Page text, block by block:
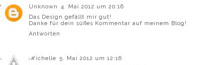
Unknown
4. Mai 2012 um 20:16
Das Design gefällt mir gut!
Danke für dein süßes Kommentar auf meinem Blog!
Antworten
ℳichelle
5. Mai 2012 um 12:16